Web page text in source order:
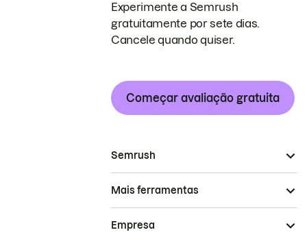
Experimente a Semrush
gratuitamente por sete dias.
Cancele quando quiser.
Começar avaliação gratuita
Semrush
Mais ferramentas
Empresa